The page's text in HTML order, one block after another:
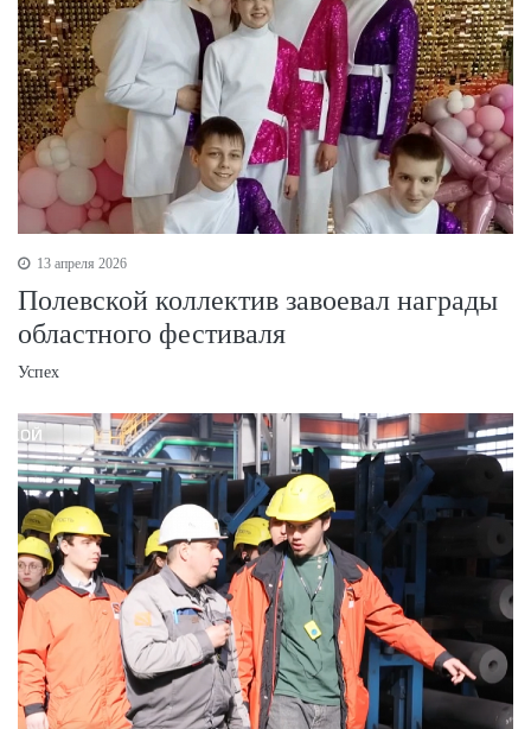
13 апреля 2026
Полевской коллектив завоевал награды
областного фестиваля
Успех